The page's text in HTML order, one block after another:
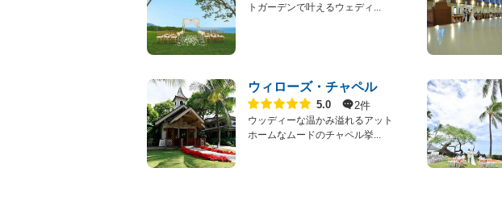
トガーデンで叶えるウェディ...
ウィローズ・チャペル
点数
5.0 2件
ウッディーな温かみ溢れるアット
ホームなムードのチャペル挙...